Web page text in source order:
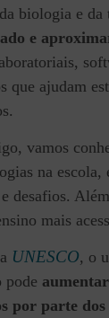
biologia e da
e
que ajudam
vamos
na
desafios.
mais
UNESCO, o
pode
por parte